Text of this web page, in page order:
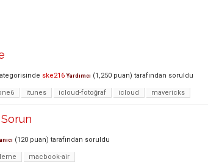
ske216 Yardımcı (1,250 puan) tarafından soruldu
itunes icloud-fotoğraf icloud mavericks
(120 puan) tarafından soruldu
macbook-air